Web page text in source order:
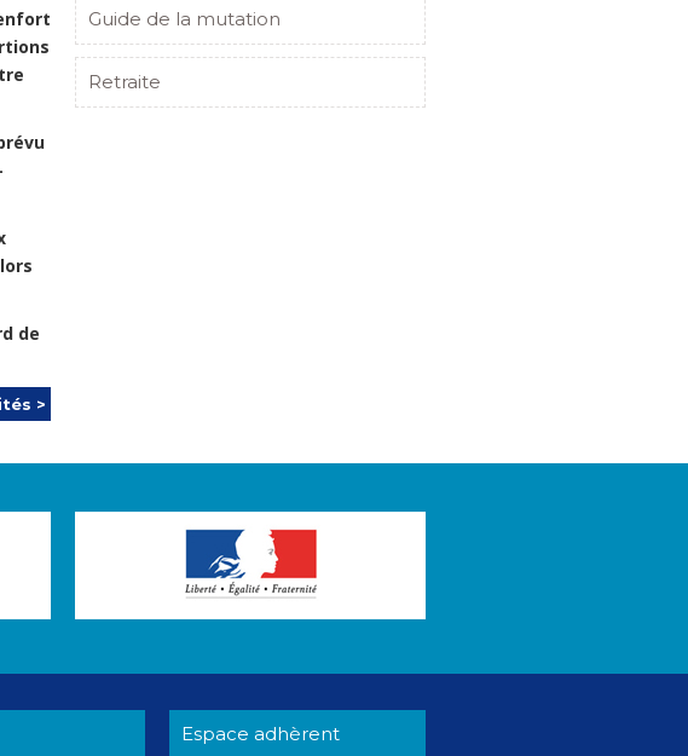
de
>
Guide de la mutation
Retraite
Espace adhèrent